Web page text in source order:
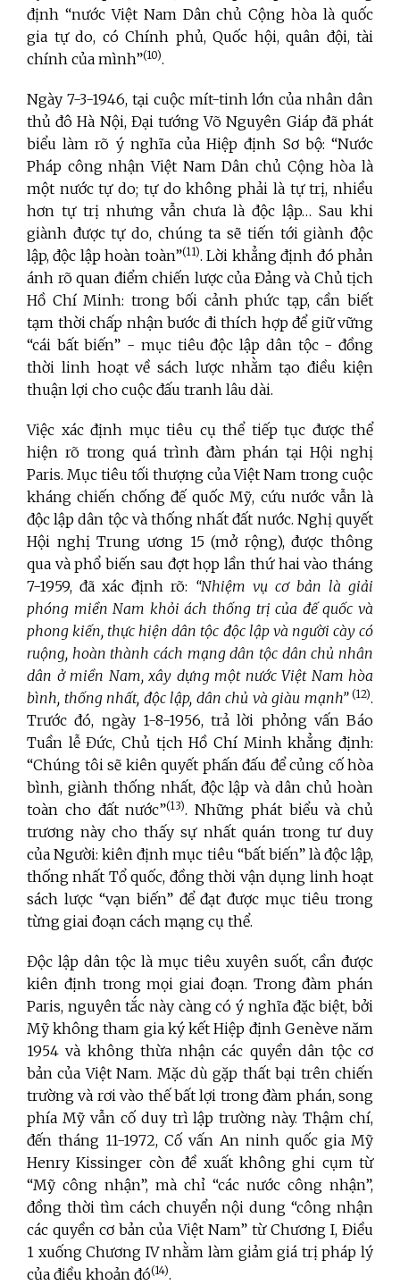
định “nước Việt Nam Dân chủ Cộng hòa là quốc
gia tự do, có Chính phủ, Quốc hội, quân đội, tài
chính của mình”(10).
Ngày 7-3-1946, tại cuộc mít-tinh lớn của nhân dân
thủ đô Hà Nội, Đại tướng Võ Nguyên Giáp đã phát
biểu làm rõ ý nghĩa của Hiệp định Sơ bộ: “Nước
Pháp công nhận Việt Nam Dân chủ Cộng hòa là
một nước tự do; tự do không phải là tự trị, nhiều
hơn tự trị nhưng vẫn chưa là độc lập… Sau khi
giành được tự do, chúng ta sẽ tiến tới giành độc
lập, độc lập hoàn toàn”(11). Lời khẳng định đó phản
ánh rõ quan điểm chiến lược của Đảng và Chủ tịch
Hồ Chí Minh: trong bối cảnh phức tạp, cần biết
tạm thời chấp nhận bước đi thích hợp để giữ vững
“cái bất biến” - mục tiêu độc lập dân tộc - đồng
thời linh hoạt về sách lược nhằm tạo điều kiện
thuận lợi cho cuộc đấu tranh lâu dài.
Việc xác định mục tiêu cụ thể tiếp tục được thể
hiện rõ trong quá trình đàm phán tại Hội nghị
Paris. Mục tiêu tối thượng của Việt Nam trong cuộc
kháng chiến chống đế quốc Mỹ, cứu nước vẫn là
độc lập dân tộc và thống nhất đất nước. Nghị quyết
Hội nghị Trung ương 15 (mở rộng), được thông
qua và phổ biến sau đợt họp lần thứ hai vào tháng
7-1959, đã xác định rõ: “Nhiệm vụ cơ bản là giải
phóng miền Nam khỏi ách thống trị của đế quốc và
phong kiến, thực hiện dân tộc độc lập và người cày có
ruộng, hoàn thành cách mạng dân tộc dân chủ nhân
dân ở miền Nam, xây dựng một nước Việt Nam hòa
bình, thống nhất, độc lập, dân chủ và giàu mạnh” (12).
Trước đó, ngày 1-8-1956, trả lời phỏng vấn Báo
Tuần lễ Đức, Chủ tịch Hồ Chí Minh khẳng định:
“Chúng tôi sẽ kiên quyết phấn đấu để củng cố hòa
bình, giành thống nhất, độc lập và dân chủ hoàn
toàn cho đất nước”(13). Những phát biểu và chủ
trương này cho thấy sự nhất quán trong tư duy
của Người: kiên định mục tiêu “bất biến” là độc lập,
thống nhất Tổ quốc, đồng thời vận dụng linh hoạt
sách lược “vạn biến” để đạt được mục tiêu trong
từng giai đoạn cách mạng cụ thể.
Độc lập dân tộc là mục tiêu xuyên suốt, cần được
kiên định trong mọi giai đoạn. Trong đàm phán
Paris, nguyên tắc này càng có ý nghĩa đặc biệt, bởi
Mỹ không tham gia ký kết Hiệp định Genève năm
1954 và không thừa nhận các quyền dân tộc cơ
bản của Việt Nam. Mặc dù gặp thất bại trên chiến
trường và rơi vào thế bất lợi trong đàm phán, song
phía Mỹ vẫn cố duy trì lập trường này. Thậm chí,
đến tháng 11-1972, Cố vấn An ninh quốc gia Mỹ
Henry Kissinger còn đề xuất không ghi cụm từ
“Mỹ công nhận”, mà chỉ “các nước công nhận”,
đồng thời tìm cách chuyển nội dung “công nhận
các quyền cơ bản của Việt Nam” từ Chương I, Điều
1 xuống Chương IV nhằm làm giảm giá trị pháp lý
của điều khoản đó(14).